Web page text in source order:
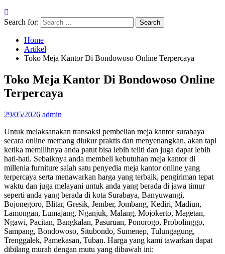
Search for:
Home
Artikel
Toko Meja Kantor Di Bondowoso Online Terpercaya
Toko Meja Kantor Di Bondowoso Online
Terpercaya
29/05/2026 admin
Untuk melaksanakan transaksi pembelian meja kantor surabaya
secara online memang diukur praktis dan menyenangkan, akan tapi
ketika memilihnya anda patut bisa lebih teliti dan juga dapat lebih
hati-hati. Sebaiknya anda membeli kebutuhan meja kantor di
millenia furniture salah satu penyedia meja kantor online yang
terpercaya serta menawarkan harga yang terbaik, pengiriman tepat
waktu dan juga melayani untuk anda yang berada di jawa timur
seperti anda yang berada di kota Surabaya, Banyuwangi,
Bojonegoro, Blitar, Gresik, Jember, Jombang, Kediri, Madiun,
Lamongan, Lumajang, Nganjuk, Malang, Mojokerto, Magetan,
Ngawi, Pacitan, Bangkalan, Pasuruan, Ponorogo, Probolinggo,
Sampang, Bondowoso, Situbondo, Sumenep, Tulungagung,
Trenggalek, Pamekasan, Tuban. Harga yang kami tawarkan dapat
dibilang murah dengan mutu yang dibawah ini: